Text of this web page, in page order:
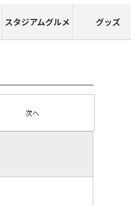
スタジアムグルメ グッズ
次へ